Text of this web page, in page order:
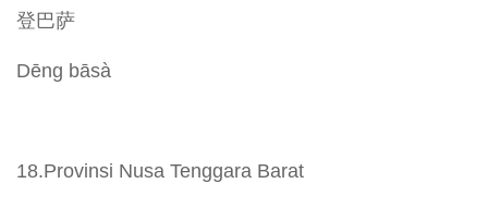
登巴萨
Dēng bāsà
18.Provinsi Nusa Tenggara Barat